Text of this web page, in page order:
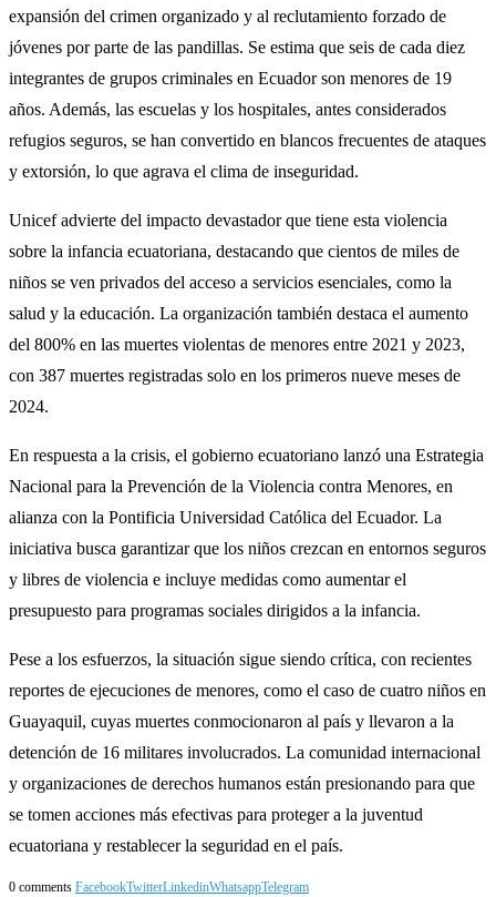
expansión del crimen organizado y al reclutamiento forzado de
jóvenes por parte de las pandillas. Se estima que seis de cada diez
integrantes de grupos criminales en Ecuador son menores de 19
años. Además, las escuelas y los hospitales, antes considerados
refugios seguros, se han convertido en blancos frecuentes de ataques
y extorsión, lo que agrava el clima de inseguridad. ​
Unicef ​​advierte del impacto devastador que tiene esta violencia
sobre la infancia ecuatoriana, destacando que cientos de miles de
niños se ven privados del acceso a servicios esenciales, como la
salud y la educación. La organización también destaca el aumento
del 800% en las muertes violentas de menores entre 2021 y 2023,
con 387 muertes registradas solo en los primeros nueve meses de
2024.
En respuesta a la crisis, el gobierno ecuatoriano lanzó una Estrategia
Nacional para la Prevención de la Violencia contra Menores, en
alianza con la Pontificia Universidad Católica del Ecuador. La
iniciativa busca garantizar que los niños crezcan en entornos seguros
y libres de violencia e incluye medidas como aumentar el
presupuesto para programas sociales dirigidos a la infancia. ​
Pese a los esfuerzos, la situación sigue siendo crítica, con recientes
reportes de ejecuciones de menores, como el caso de cuatro niños en
Guayaquil, cuyas muertes conmocionaron al país y llevaron a la
detención de 16 militares involucrados. La comunidad internacional
y organizaciones de derechos humanos están presionando para que
se tomen acciones más efectivas para proteger a la juventud
ecuatoriana y restablecer la seguridad en el país.
0 comments FacebookTwitterLinkedinWhatsappTelegram